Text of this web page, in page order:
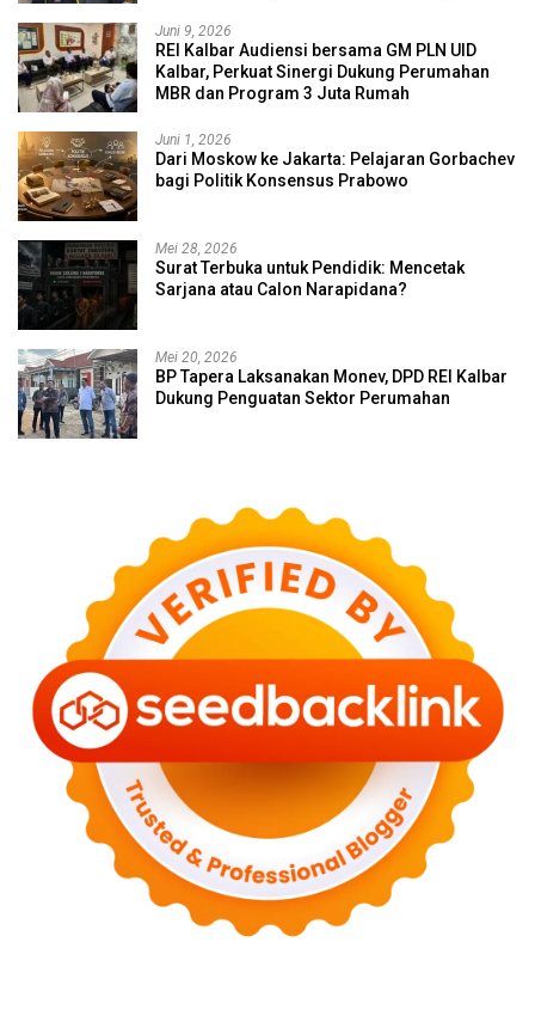
Juni 9, 2026
REI Kalbar Audiensi bersama GM PLN UID
Kalbar, Perkuat Sinergi Dukung Perumahan
MBR dan Program 3 Juta Rumah
Juni 1, 2026
Dari Moskow ke Jakarta: Pelajaran Gorbachev
bagi Politik Konsensus Prabowo
Mei 28, 2026
Surat Terbuka untuk Pendidik: Mencetak
Sarjana atau Calon Narapidana?
Mei 20, 2026
BP Tapera Laksanakan Monev, DPD REI Kalbar
Dukung Penguatan Sektor Perumahan